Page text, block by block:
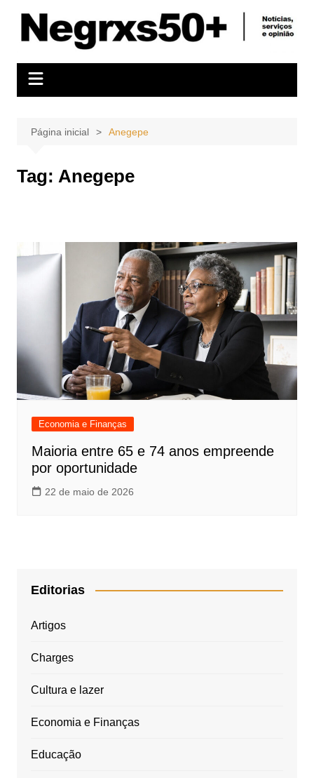
conteúdo
Página inicial Anegepe
Tag: Anegepe
Economia e Finanças
Maioria entre 65 e 74 anos empreende
por oportunidade
22 de maio de 2026
Editorias
Artigos
Charges
Cultura e lazer
Economia e Finanças
Educação